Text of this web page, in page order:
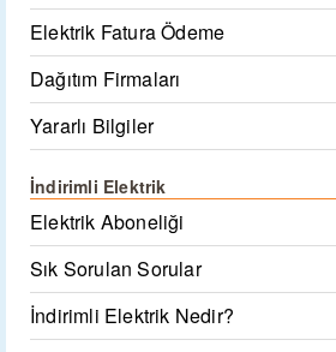
Elektrik Fatura Ödeme
Dağıtım Firmaları
Yararlı Bilgiler
İndirimli Elektrik
Elektrik Aboneliği
Sık Sorulan Sorular
İndirimli Elektrik Nedir?